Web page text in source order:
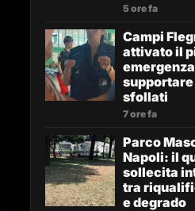
5 ore fa
Campi
attivato il
sfollati
7 ore fa
Parco
Napoli: il
sollecita
tra
e degrado